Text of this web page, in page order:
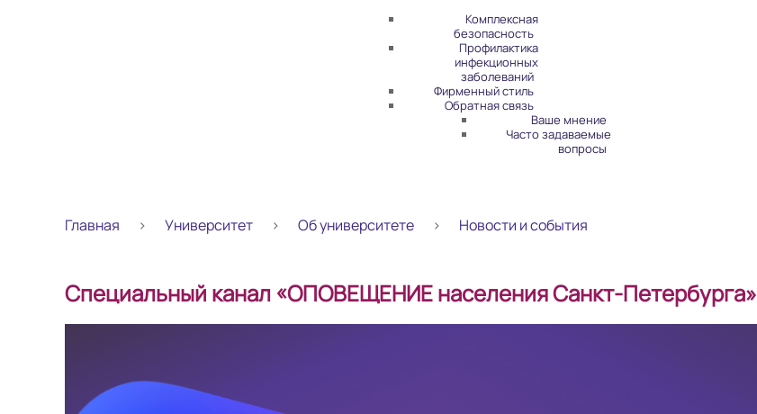
Комплексная
безопасность
Профилактика
инфекционных
заболеваний
Фирменный стиль
Обратная связь
Ваше мнение
Часто задаваемые
вопросы
Главная Университет Об университете Новости и события
Специальный канал «ОПОВЕЩЕНИЕ населения Санкт-Петербурга»